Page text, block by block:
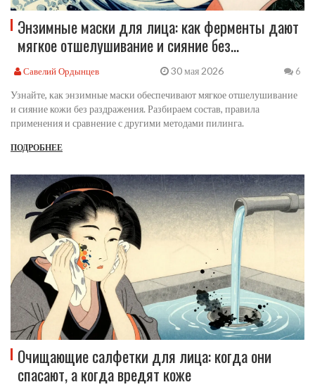
Энзимные маски для лица: как ферменты дают
мягкое отшелушивание и сияние без
раздражения
Савелий Ордынцев 30 мая 2026 6
Узнайте, как энзимные маски обеспечивают мягкое отшелушивание
и сияние кожи без раздражения. Разбираем состав, правила
применения и сравнение с другими методами пилинга.
ПОДРОБНЕЕ
Очищающие салфетки для лица: когда они
спасают, а когда вредят коже